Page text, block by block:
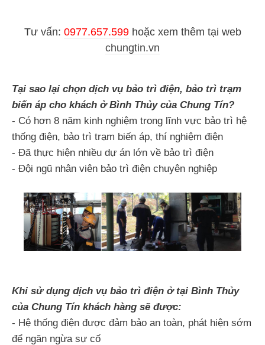
Tư vấn: 0977.657.599hoặc xem thêm tại web
chungtin.vn
Tại sao lại chọn dịch vụ bảo trì điện, bảo trì trạm
biến áp cho khách ở Bình Thủy của Chung Tín?
- Có hơn 8 năm kinh nghiệm trong lĩnh vực bảo trì hệ
thống điện, bảo trì trạm biến áp, thí nghiệm điện
- Đã thực hiện nhiều dự án lớn về bảo trì điện
- Đội ngũ nhân viên bảo trì điện chuyên nghiệp
Khi sử dụng dịch vụ bảo trì điện ở tại Bình Thủy
của Chung Tín khách hàng sẽ được:
- Hệ thống điện được đảm bảo an toàn, phát hiện sớm
để ngăn ngừa sự cố